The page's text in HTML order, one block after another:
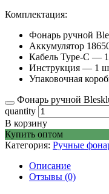
Комплектация:
Фонарь ручной
Аккумулятор
Кабель Type-C —
Инструкция — 1
Упаковочная
Фонарь ручной
quantity
В корзину
Купить оптом
Категория: Ручные
Описание
Отзывы (0)